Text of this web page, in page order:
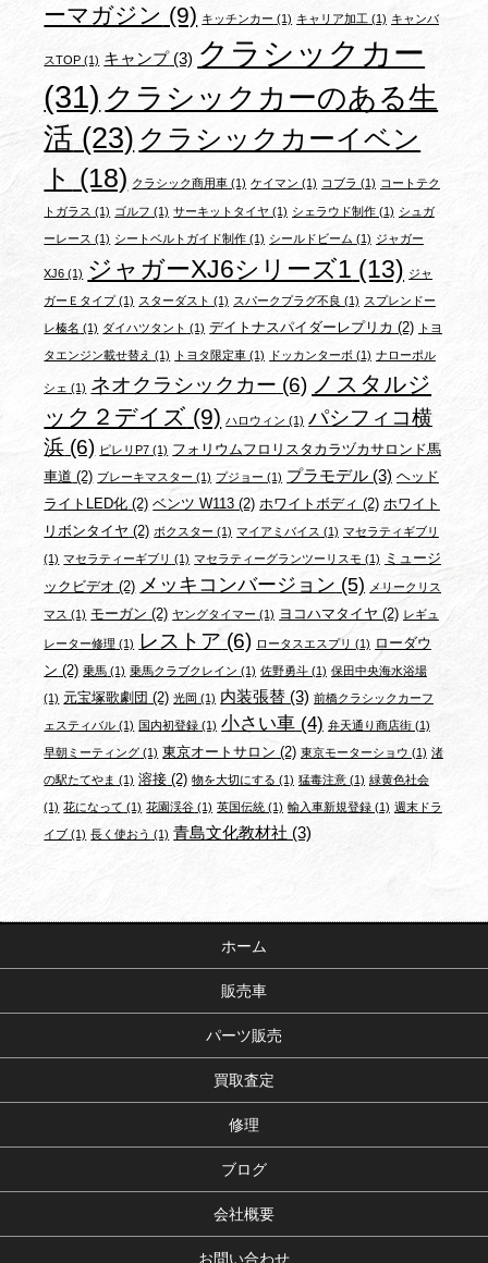
ーマガジン (9) キッチンカー (1) キャリア加工 (1) キャンバ
スTOP (1) キャンプ(3) クラシックカー
(31) クラシックカーのある生
活 (23) クラシックカーイベン
ト (18) クラシック商用車 (1) ケイマン (1) コブラ (1) コートテク
トガラス (1) ゴルフ (1) サーキットタイヤ (1) シェラウド制作(1) シュガ
ーレース (1) シートベルトガイド制作 (1) シールドビーム (1) ジャガー
XJ6 (1) ジャガーXJ6シリーズ1 (13) ジャ
ガーＥタイプ(1) スターダスト (1) スパークプラグ不良 (1) スプレンドー
レ榛名 (1) ダイハツタント (1) デイトナスパイダーレプリカ (2) トヨ
タエンジン載せ替え (1) トヨタ限定車 (1) ドッカンターボ (1) ナローポル
シェ (1) ネオクラシックカー (6) ノスタルジ
ック２デイズ (9) ハロウィン (1) パシフィコ横
浜 (6) ピレリP7 (1) フォリウムフロリスタカラヅカサロンド馬
車道 (2) ブレーキマスター (1) プジョー (1) プラモデル (3) ヘッド
ライトLED化 (2) ベンツ W113 (2) ホワイトボディ (2) ホワイト
リボンタイヤ (2) ボクスター (1) マイアミバイス (1) マセラティギブリ
(1) マセラティーギブリ (1) マセラティーグランツーリスモ (1)
ミュージ
ックビデオ (2) メッキコンバージョン (5) メリークリス
マス (1) モーガン (2) ヤングタイマー (1) ヨコハマタイヤ (2) レギュ
レーター修理 (1) レストア (6) ロータスエスプリ (1) ローダウ
ン (2) 乗馬 (1) 乗馬クラブクレイン (1) 佐野勇斗 (1) 保田中央海水浴場
(1) 元宝塚歌劇団 (2) 光岡 (1) 内装張替 (3) 前橋クラシックカーフ
ェスティバル (1) 国内初登録 (1) 小さい車 (4) 弁天通り商店街(1)
早朝ミーティング (1) 東京オートサロン (2) 東京モーターショウ (1) 渚
の駅たてやま (1) 溶接 (2) 物を大切にする (1) 猛毒注意 (1) 緑黄色社会
(1) 花になって (1) 花園渓谷 (1) 英国伝統 (1) 輸入車新規登録(1) 週末ドラ
イブ (1) 長く使おう (1) 青島文化教材社 (3)
ホーム
販売車
パーツ販売
買取査定
修理
ブログ
会社概要
お問い合わせ